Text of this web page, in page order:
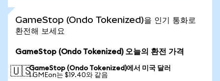
GameStop (Ondo Tokenized)을 인기 통화로
환전해 보세요
GameStop (Ondo Tokenized) 오늘의 환전 가격
🇺🇸GameStop (Ondo Tokenized)에서 미국 달러
1 GMEon는 $19.40와 같음